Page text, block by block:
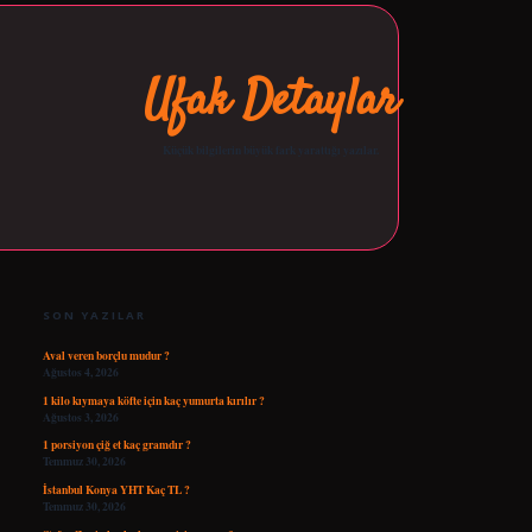
Ufak Detaylar
SON YAZILAR
Aval veren borçlu mudur ?
Ağustos 4, 2026
1 kilo kıymaya köfte için kaç yumurta kırılır ?
Ağustos 3, 2026
1 porsiyon çiğ et kaç gramdır ?
Temmuz 30, 2026
İstanbul Konya YHT Kaç TL ?
Temmuz 30, 2026